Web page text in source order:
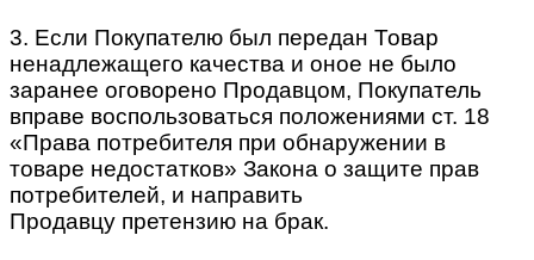
3. Если Покупателю был передан Товар
ненадлежащего качества и оное не было
заранее оговорено Продавцом, Покупатель
вправе воспользоваться положениями ст. 18
«Права потребителя при обнаружении в
товаре недостатков» Закона о защите прав
потребителей, и направить
Продавцу претензию на брак.